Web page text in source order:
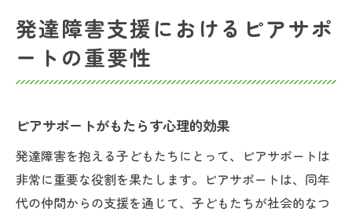
発達障害支援におけるピアサポ
ートの重要性
ピアサポートがもたらす心理的効果
発達障害を抱える子どもたちにとって、ピアサポートは
非常に重要な役割を果たします。ピアサポートは、同年
代の仲間からの支援を通じて、子どもたちが社会的なつ